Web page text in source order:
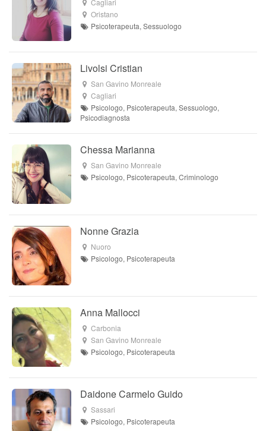
Cagliari
Oristano
Psicoterapeuta, Sessuologo
Livolsi Cristian
San Gavino Monreale
Cagliari
Psicologo, Psicoterapeuta, Sessuologo,
Psicodiagnosta
Chessa Marianna
San Gavino Monreale
Psicologo, Psicoterapeuta, Criminologo
Nonne Grazia
Nuoro
Psicologo, Psicoterapeuta
Anna Mallocci
Carbonia
San Gavino Monreale
Psicologo, Psicoterapeuta
Daidone Carmelo Guido
Sassari
Psicologo, Psicoterapeuta